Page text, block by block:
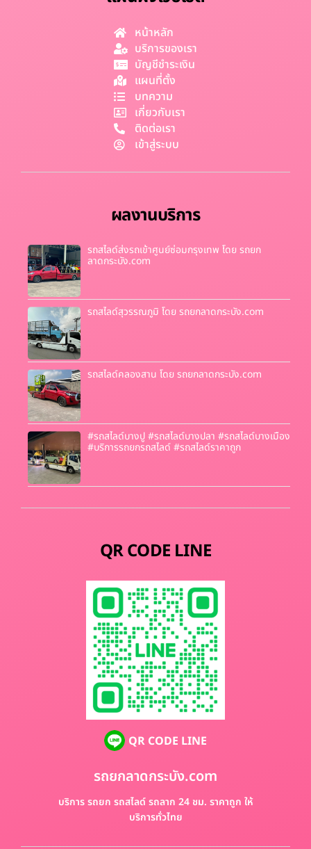
หน้าหลัก
บริการของเรา
บัญชีชำระเงิน
แผนที่ตั้ง
บทความ
เกี่ยวกับเรา
ติดต่อเรา
เข้าสู่ระบบ
ผลงานบริการ
รถสไลด์ส่งรถเข้าศูนย์ซ่อมกรุงเทพ โดย รถยก
ลาดกระบัง.com
รถสไลด์สุวรรณภูมิ โดย รถยกลาดกระบัง.com
รถสไลด์คลองสาน โดย รถยกลาดกระบัง.com
#รถสไลด์บางปู #รถสไลด์บางปลา #รถสไลด์บางเมือง
#บริการรถยกรถสไลด์ #รถสไลด์ราคาถูก
QR CODE LINE
QR CODE LINE
รถยกลาดกระบัง.com
บริการ รถยก รถสไลด์ รถลาก 24 ชม. ราคาถูก ให้
บริการทั่วไทย